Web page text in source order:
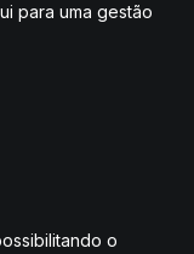
para uma gestão
o